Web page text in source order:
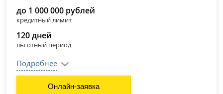
до 1 000 000 рублей
кредитный лимит
120 дней
льготный период
Подробнее
Онлайн-заявка